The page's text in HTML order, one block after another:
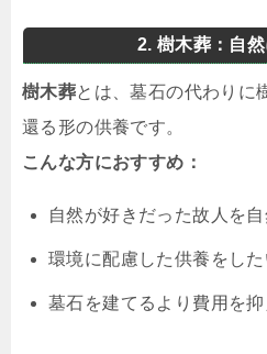
2. 樹木葬：自
樹木葬とは、墓石の代わりに
還る形の供養です。
こんな方におすすめ：
自然が好きだった故人を
環境に配慮した供養をした
墓石を建てるより費用を